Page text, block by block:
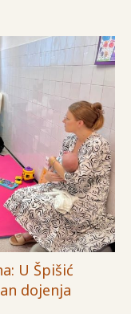
U Špišić
dojenja